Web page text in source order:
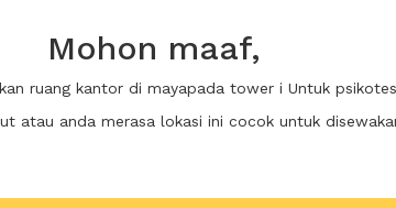
Mohon maaf,
ruang kantor di mayapada tower i Untuk
atau anda merasa lokasi ini cocok untuk